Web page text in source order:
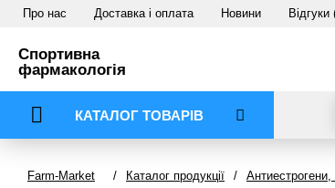
Про нас Доставка і оплата Новини Відгуки
Спортивна
фармакологія
КАТАЛОГ ТОВАРІВ
Farm-Market / Каталог продукції /